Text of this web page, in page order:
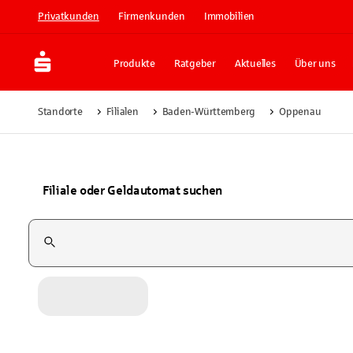
Privatkunden Firmenkunden Immobilien
Produkte Ratgeber Aktuelles Über uns
Standorte Filialen Baden-Württemberg Oppenau
Filiale oder Geldautomat suchen
Suchfeld